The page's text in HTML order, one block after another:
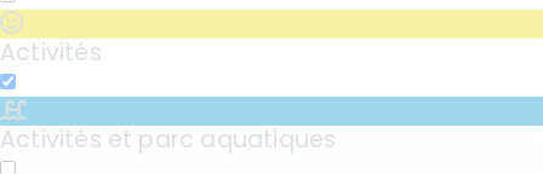
Activités
Activités et parc aquatiques